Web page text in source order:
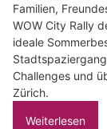
Familien,
WOW City Rally
ideale
Challenges und
Zürich.
Weiterlesen